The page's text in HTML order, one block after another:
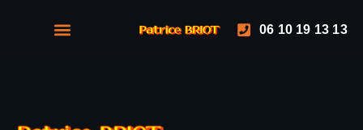
06 10 19 13 13